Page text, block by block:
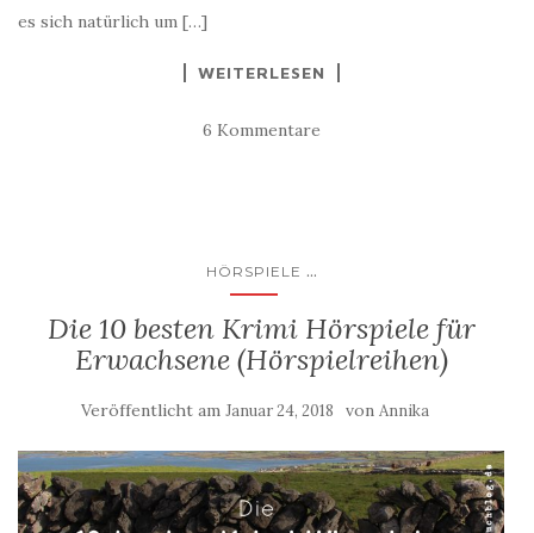
es sich natürlich um […]
WEITERLESEN
6 Kommentare
HÖRSPIELE ...
Die 10 besten Krimi Hörspiele für
Erwachsene (Hörspielreihen)
Veröffentlicht am Januar 24, 2018 von Annika